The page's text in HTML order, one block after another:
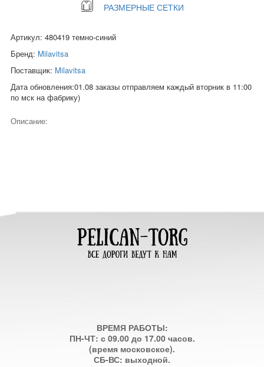
РАЗМЕРНЫЕ СЕТКИ
Артикул: 480419 темно-синий
Бренд: Milavitsa
Поставщик: Milavitsa
Дата обновления:01.08 заказы отправляем каждый вторник в 11:00
по мск на фабрику)
Описание:
ВРЕМЯ РАБОТЫ:
ПН-ЧТ: с 09.00 до 17.00 часов.
(время московское).
СБ-ВС: выходной.